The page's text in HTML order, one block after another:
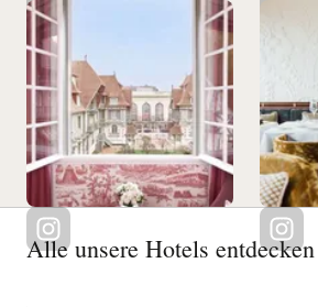
Alle unsere Hotels entdecken